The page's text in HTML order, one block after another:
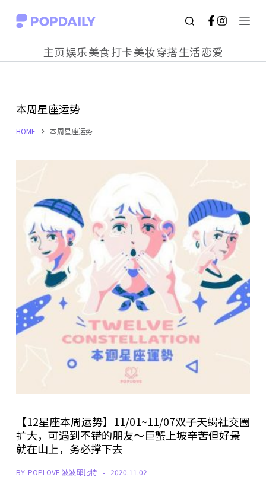
S
o
c
主页娱乐美食打卡美妆穿搭生活恋爱
本周星座运势
HOME 本周星座运势
【12星座本周运势】11/01~11/07双子天蝎社交圈
扩大，可遇到不错的朋友～巨蟹上坡辛苦但好景
就在山上，务必撑下去
BY POPLOVE 波波邱比特 2020.11.02